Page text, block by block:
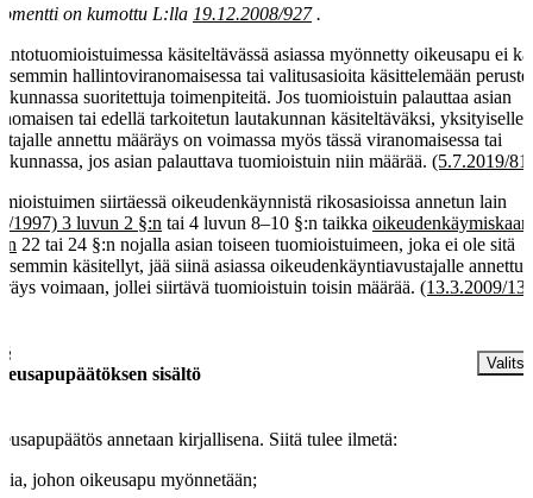
on kumottu L:lla 19.12.2008/927 .
käsiteltävässä asiassa myönnetty oikeusapu ei
hallintoviranomaisessa tai valitusasioita käsittelemään
suoritettuja toimenpiteitä. Jos tuomioistuin palauttaa asian
tai edellä tarkoitetun lautakunnan käsiteltäväksi, yksityiselle
annettu määräys on voimassa myös tässä viranomaisessa tai
jos asian palauttava tuomioistuin niin määrää. (5.7.2019/
siirtäessä oikeudenkäynnistä rikosasioissa annetun lain
1997) 3 luvun 2 §:n tai 4 luvun 8–10 §:n taikka
22 tai 24 §:n nojalla asian toiseen tuomioistuimeen, joka ei ole sitä
käsitellyt, jää siinä asiassa oikeudenkäyntiavustajalle annettu
voimaan, jollei siirtävä tuomioistuin toisin määrää. (13.3.2009/
sisältö
annetaan kirjallisena. Siitä tulee ilmetä:
johon oikeusapu myönnetään;